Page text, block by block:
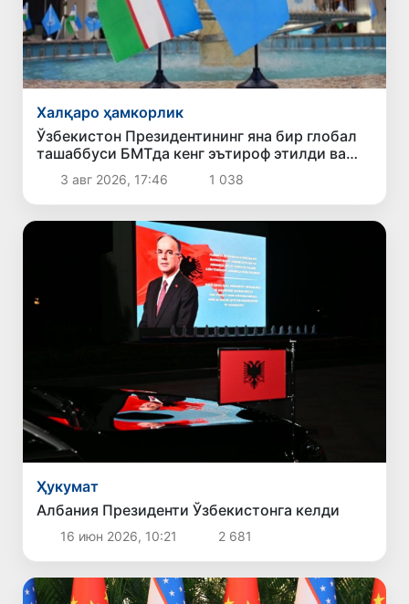
Халқаро ҳамкорлик
Ўзбекистон Президентининг яна бир глобал
ташаббуси БМТда кенг эътироф этилди ва
қабул қилинди
3 авг 2026, 17:46 1 038
Ҳукумат
Албания Президенти Ўзбекистонга келди
16 июн 2026, 10:21 2 681